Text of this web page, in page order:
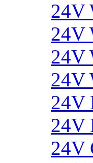
24V
24V
24V
24V
24V
24V
24V